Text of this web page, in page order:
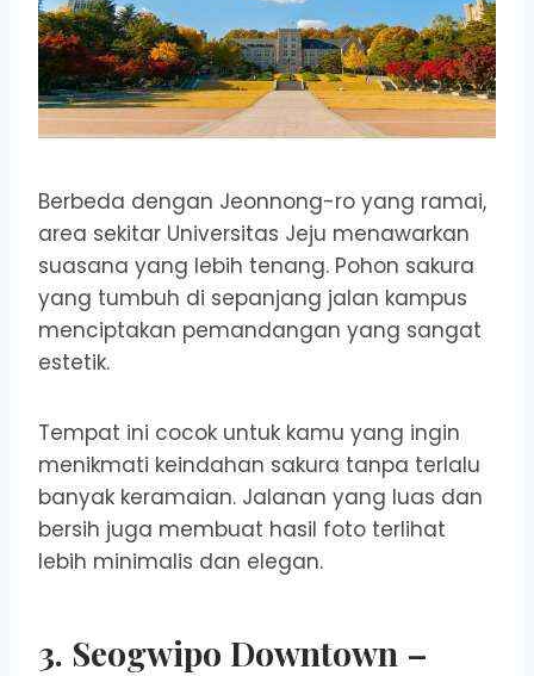
Berbeda dengan Jeonnong-ro yang ramai,
area sekitar Universitas Jeju menawarkan
suasana yang lebih tenang. Pohon sakura
yang tumbuh di sepanjang jalan kampus
menciptakan pemandangan yang sangat
estetik.
Tempat ini cocok untuk kamu yang ingin
menikmati keindahan sakura tanpa terlalu
banyak keramaian. Jalanan yang luas dan
bersih juga membuat hasil foto terlihat
lebih minimalis dan elegan.
3. Seogwipo Downtown –